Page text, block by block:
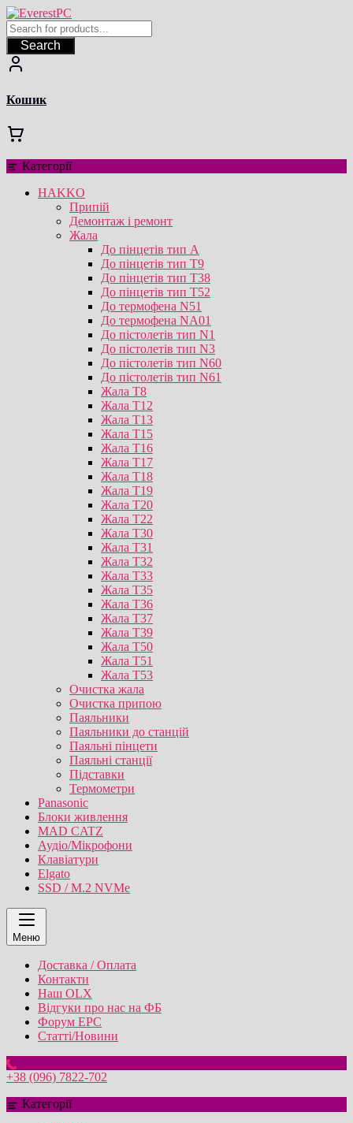
Перейти
до
вмісту
Search
Кошик
Категорії
HAKKO
Припій
Демонтаж і ремонт
Жала
До пінцетів тип А
До пінцетів тип T9
До пінцетів тип T38
До пінцетів тип T52
До термофена N51
До термофена NA01
До пістолетів тип N1
До пістолетів тип N3
До пістолетів тип N60
До пістолетів тип N61
Жала T8
Жала T12
Жала T13
Жала T15
Жала T16
Жала T17
Жала T18
Жала T19
Жала T20
Жала T22
Жала T30
Жала T31
Жала T32
Жала T33
Жала T35
Жала T36
Жала T37
Жала T39
Жала T50
Жала T51
Жала T53
Очистка жала
Очистка припою
Паяльники
Паяльники до станцій
Паяльні пінцети
Паяльні станції
Підставки
Термометри
Panasonic
Блоки живлення
MAD CATZ
Аудіо/Мікрофони
Клавіатури
Elgato
SSD / M.2 NVMe
Меню
Доставка / Оплата
Контакти
Наш OLX
Відгуки про нас на ФБ
Форум EPC
Статті/Новини
+38 (096) 7822-702
Категорії